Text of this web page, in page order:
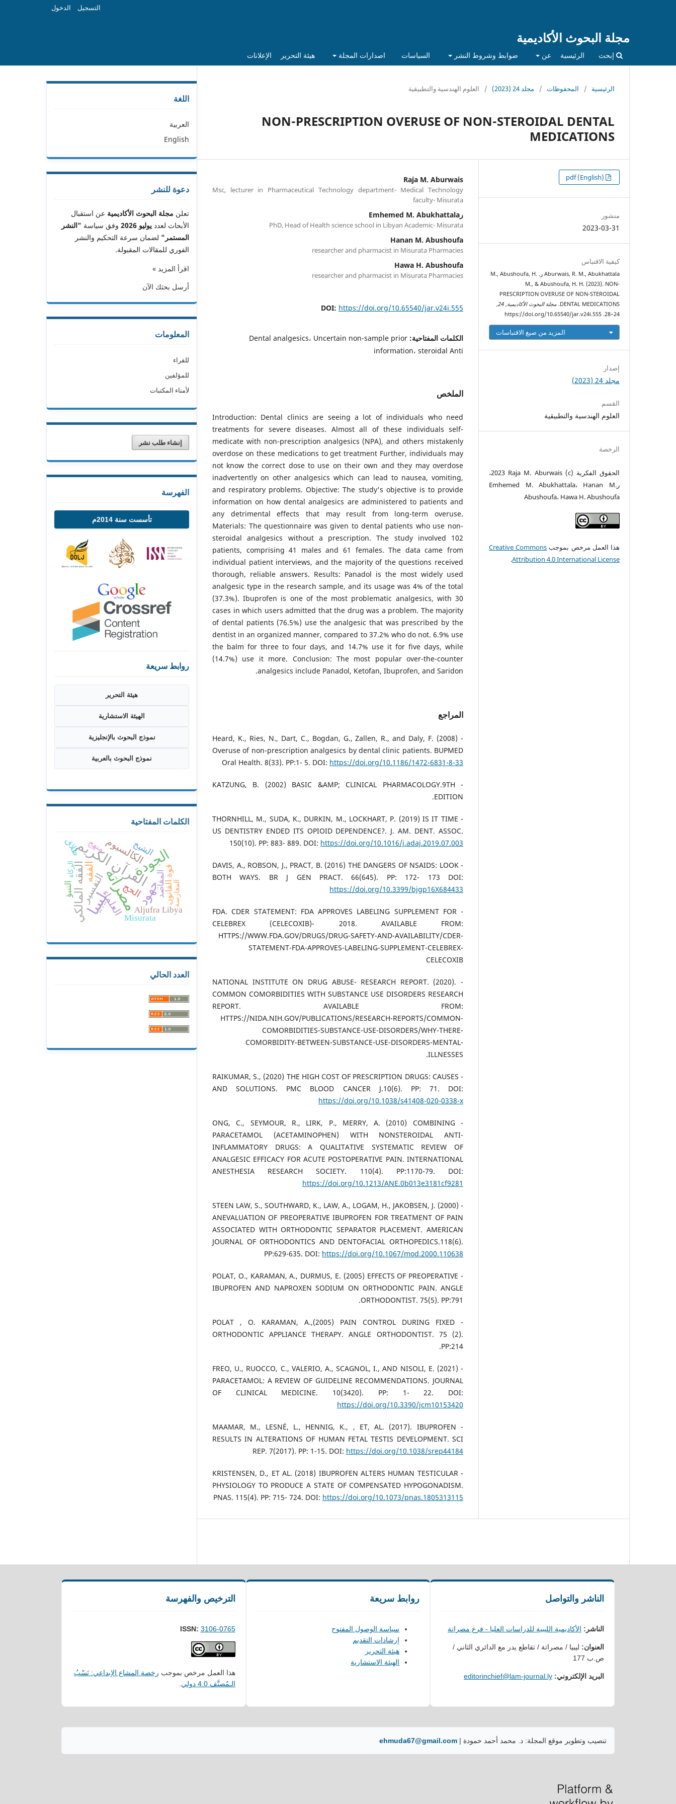
مجلة البحوث الأكاديمية
الرئيسية عن ضوابط وشروط النشر السياسات اصدارات المجلة هيئة التحرير الإعلانات إبحث
التسجيل الدخول
الرئيسية / المحفوظات / مجلد 24 (2023) / العلوم الهندسية والتطبيقية
NON-PRESCRIPTION OVERUSE OF NON-STEROIDAL DENTAL
MEDICATIONS
Raja M. Aburwais
Msc, lecturer in Pharmaceutical Technology department- Medical Technology
faculty- Misurata
رEmhemed M. Abukhattala
PhD, Head of Health science school in Libyan Academic- Misurata
Hanan M. Abushoufa
researcher and pharmacist in Misurata Pharmacies
Hawa H. Abushoufa
researcher and pharmacist in Misurata Pharmacies
DOI: https://doi.org/10.65540/jar.v24i.555
الكلمات المفتاحية: Dental analgesics، Uncertain non-sample prior
information، steroidal Anti
الملخص
Introduction: Dental clinics are seeing a lot of individuals who need
treatments for severe diseases. Almost all of these individuals self-
medicate with non-prescription analgesics (NPA), and others mistakenly
overdose on these medications to get treatment Further, individuals may
not know the correct dose to use on their own and they may overdose
inadvertently on other analgesics which can lead to nausea, vomiting,
and respiratory problems. Objective: The study's objective is to provide
information on how dental analgesics are administered to patients and
any detrimental effects that may result from long-term overuse.
Materials: The questionnaire was given to dental patients who use non-
steroidal analgesics without a prescription. The study involved 102
patients, comprising 41 males and 61 females. The data came from
individual patient interviews, and the majority of the questions received
thorough, reliable answers. Results: Panadol is the most widely used
analgesic type in the research sample, and its usage was 4% of the total
(37.3%). Ibuprofen is one of the most problematic analgesics, with 30
cases in which users admitted that the drug was a problem. The majority
of dental patients (76.5%) use the analgesic that was prescribed by the
dentist in an organized manner, compared to 37.2% who do not. 6.9% use
the balm for three to four days, and 14.7% use it for five days, while
(14.7%) use it more. Conclusion: The most popular over-the-counter
analgesics include Panadol, Ketofan, Ibuprofen, and Saridon.
المراجع
- Heard, K., Ries, N., Dart, C., Bogdan, G., Zallen, R., and Daly, F. (2008)
Overuse of non-prescription analgesics by dental clinic patients. BUPMED
Oral Health. 8(33). PP:1- 5. DOI: https://doi.org/10.1186/1472-6831-8-33
- KATZUNG, B. (2002) BASIC &AMP; CLINICAL PHARMACOLOGY.9TH
EDITION.
- THORNHILL, M., SUDA, K., DURKIN, M., LOCKHART, P. (2019) IS IT TIME
US DENTISTRY ENDED ITS OPIOID DEPENDENCE?. J. AM. DENT. ASSOC.
150(10). PP: 883- 889. DOI: https://doi.org/10.1016/j.adaj.2019.07.003
- DAVIS, A., ROBSON, J., PRACT, B. (2016) THE DANGERS OF NSAIDS: LOOK
BOTH WAYS. BR J GEN PRACT. 66(645). PP: 172- 173 DOI:
https://doi.org/10.3399/bjgp16X684433
- FDA. CDER STATEMENT: FDA APPROVES LABELING SUPPLEMENT FOR
CELEBREX (CELECOXIB)- 2018. AVAILABLE FROM:
HTTPS://WWW.FDA.GOV/DRUGS/DRUG-SAFETY-AND-AVAILABILITY/CDER-
STATEMENT-FDA-APPROVES-LABELING-SUPPLEMENT-CELEBREX-
CELECOXIB
- NATIONAL INSTITUTE ON DRUG ABUSE- RESEARCH REPORT. (2020).
COMMON COMORBIDITIES WITH SUBSTANCE USE DISORDERS RESEARCH
REPORT. AVAILABLE FROM:
HTTPS://NIDA.NIH.GOV/PUBLICATIONS/RESEARCH-REPORTS/COMMON-
COMORBIDITIES-SUBSTANCE-USE-DISORDERS/WHY-THERE-
COMORBIDITY-BETWEEN-SUBSTANCE-USE-DISORDERS-MENTAL-
ILLNESSES.
- RAIKUMAR, S., (2020) THE HIGH COST OF PRESCRIPTION DRUGS: CAUSES
AND SOLUTIONS. PMC BLOOD CANCER J.10(6). PP: 71. DOI:
https://doi.org/10.1038/s41408-020-0338-x
- ONG, C., SEYMOUR, R., LIRK, P., MERRY, A. (2010) COMBINING
PARACETAMOL (ACETAMINOPHEN) WITH NONSTEROIDAL ANTI-
INFLAMMATORY DRUGS: A QUALITATIVE SYSTEMATIC REVIEW OF
ANALGESIC EFFICACY FOR ACUTE POSTOPERATIVE PAIN. INTERNATIONAL
ANESTHESIA RESEARCH SOCIETY. 110(4). PP:1170-79. DOI:
https://doi.org/10.1213/ANE.0b013e3181cf9281
- STEEN LAW, S., SOUTHWARD, K., LAW, A., LOGAM, H., JAKOBSEN, J. (2000)
ANEVALUATION OF PREOPERATIVE IBUPROFEN FOR TREATMENT OF PAIN
ASSOCIATED WITH ORTHODONTIC SEPARATOR PLACEMENT. AMERICAN
JOURNAL OF ORTHODONTICS AND DENTOFACIAL ORTHOPEDICS.118(6).
PP:629-635. DOI: https://doi.org/10.1067/mod.2000.110638
- POLAT, O., KARAMAN, A., DURMUS, E. (2005) EFFECTS OF PREOPERATIVE
IBUPROFEN AND NAPROXEN SODIUM ON ORTHODONTIC PAIN. ANGLE
ORTHODONTIST. 75(5). PP:791.
- POLAT , O. KARAMAN, A.,(2005) PAIN CONTROL DURING FIXED
ORTHODONTIC APPLIANCE THERAPY. ANGLE ORTHODONTIST. 75 (2).
PP:214.
- FREO, U., RUOCCO, C., VALERIO, A., SCAGNOL, I., AND NISOLI, E. (2021)
PARACETAMOL: A REVIEW OF GUIDELINE RECOMMENDATIONS. JOURNAL
OF CLINICAL MEDICINE. 10(3420). PP: 1- 22. DOI:
https://doi.org/10.3390/jcm10153420
- MAAMAR, M., LESNÉ, L., HENNIG, K., , ET, AL. (2017). IBUPROFEN
RESULTS IN ALTERATIONS OF HUMAN FETAL TESTIS DEVELOPMENT. SCI
REP. 7(2017). PP: 1-15. DOI: https://doi.org/10.1038/srep44184
- KRISTENSEN, D., ET AL. (2018) IBUPROFEN ALTERS HUMAN TESTICULAR
PHYSIOLOGY TO PRODUCE A STATE OF COMPENSATED HYPOGONADISM.
PNAS. 115(4). PP: 715- 724. DOI: https://doi.org/10.1073/pnas.1805313115
التنزيلات
منشور
2023-03-31
كيفية الاقتباس
Aburwais, R. M., Abukhattala ر. M., Abushoufa, H.
M., & Abushoufa, H. H. (2023). NON-
PRESCRIPTION OVERUSE OF NON-STEROIDAL
DENTAL MEDICATIONS. مجلة البحوث الأكاديمية,
24
,
24–28. https://doi.org/10.65540/jar.v24i.555
المزيد من صيغ الاقتباسات
إصدار
مجلد 24 (2023)
القسم
العلوم الهندسية والتطبيقية
الرخصة
الحقوق الفكرية (c) 2023 Raja M. Aburwais،
رEmhemed M. Abukhattala، Hanan M.
Abushoufa، Hawa H. Abushoufa
هذا العمل مرخص بموجب Creative Commons
Attribution 4.0 International License
.
اللغة
العربية
English
دعوة للنشر
تعلن مجلة البحوث الأكاديمية عن استقبال
الأبحاث لعدد يوليو 2026 وفق سياسة "النشر
المستمر" لضمان سرعة التحكيم والنشر
الفوري للمقالات المقبولة.
اقرأ المزيد »
أرسل بحثك الآن
المعلومات
للقراء
للمؤلفين
لأمناء المكتبات
إنشاء طلب نشر
الفهرسة
تأسست سنة 2014م
روابط سريعة
هيئة التحرير
الهيئة الاستشارية
نموذج البحوث بالإنجليزية
نموذج البحوث بالعربية
الكلمات المفتاحية
ليبيامصراتة
القرآن الكريمالجودة
جهود الفقه المالكيالتفسير الحجالعلماء
الفقه
الكالسيوم
Aljufra Libya
منهج
قوة القانون
الشيخ
التنبؤ
Misurata
طلاق
المقاصد المغارسة
الزكاة
العدد الحالي
الناشر والتواصل
الناشر: الأكاديمية الليبية للدراسات العليا - فرع مصراتة
العنوان: ليبيا / مصراتة / تقاطع يدر مع الدائري الثاني /
ص.ب 177
البريد الإلكتروني: editorinchief@lam-journal.ly
روابط سريعة
سياسة الوصول المفتوح
إرشادات التقديم
هيئة التحرير
الهيئة الاستشارية
الترخيص والفهرسة
ISSN: 3106-0765
هذا العمل مرخص بموجب رخصة المشاع الإبداعي: نَسْبُ
الـمُصنَّف 4.0 دولي
تنصيب وتطوير موقع المجلة: د. محمد أحمد حمودة | ehmuda67@gmail.com